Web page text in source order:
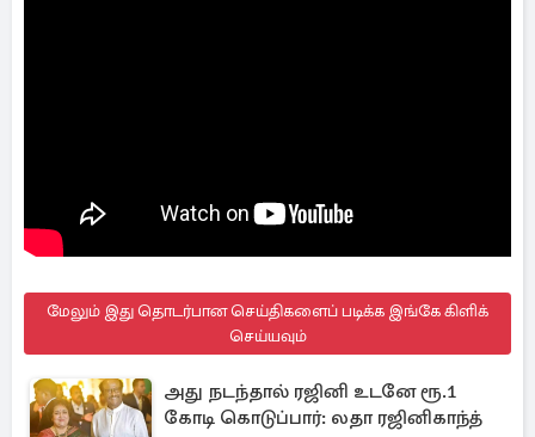
மேலும் இது தொடர்பான செய்திகளைப் படிக்க இங்கே கிளிக்
செய்யவும்
அது நடந்தால் ரஜினி உடனே ரூ.1
கோடி கொடுப்பார்: லதா ரஜினிகாந்த்